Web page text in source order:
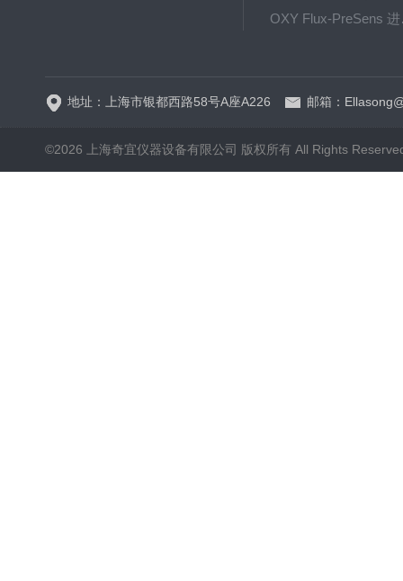
地址：上海市银都西路58号A座A226 邮箱：
©2026 上海奇宜仪器设备有限公司 版权所有 All Rights